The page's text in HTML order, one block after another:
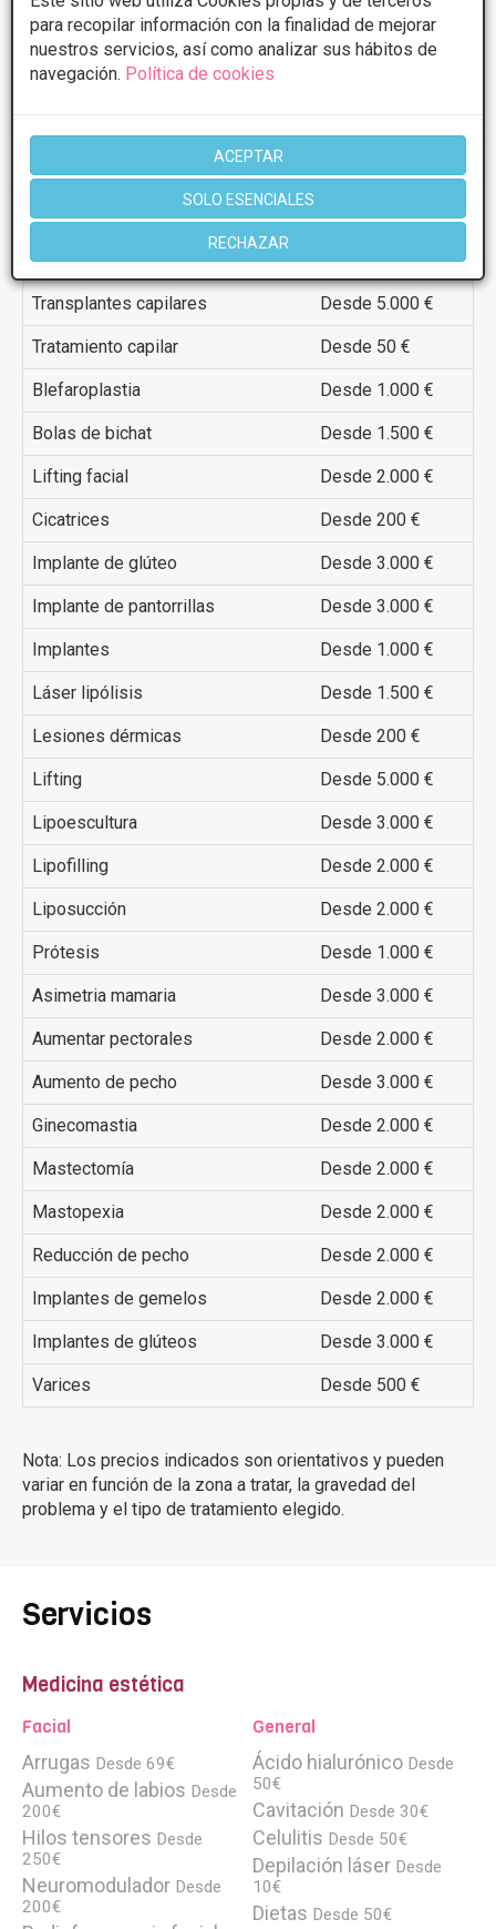
para recopilar información con la finalidad de mejorar
nuestros servicios, así como analizar sus hábitos de
navegación. Política de cookies
ACEPTAR
SOLO ESENCIALES
RECHAZAR
Termoterapia Desde 30 €
Tratamiento antimanchas
Abdominoplastia Desde 5.000 €
Alopecia Desde 50 €
Cirugía capilar Desde 5.000 €
Microinjertos capilares Desde 3.000 €
Transplantes capilares Desde 5.000 €
Tratamiento capilar Desde 50 €
Blefaroplastia Desde 1.000 €
Bolas de bichat Desde 1.500 €
Lifting facial Desde 2.000 €
Cicatrices Desde 200 €
Implante de glúteo Desde 3.000 €
Implante de pantorrillas Desde 3.000 €
Implantes Desde 1.000 €
Láser lipólisis Desde 1.500 €
Lesiones dérmicas Desde 200 €
Lifting Desde 5.000 €
Lipoescultura Desde 3.000 €
Lipofilling Desde 2.000 €
Liposucción Desde 2.000 €
Prótesis Desde 1.000 €
Asimetria mamaria Desde 3.000 €
Aumentar pectorales Desde 2.000 €
Aumento de pecho Desde 3.000 €
Ginecomastia Desde 2.000 €
Mastectomía Desde 2.000 €
Mastopexia Desde 2.000 €
Reducción de pecho Desde 2.000 €
Implantes de gemelos Desde 2.000 €
Implantes de glúteos Desde 3.000 €
Varices Desde 500 €
Nota: Los precios indicados son orientativos y pueden
variar en función de la zona a tratar, la gravedad del
problema y el tipo de tratamiento elegido.
Servicios
Medicina estética
Facial
Arrugas Desde 69€
Aumento de labios Desde
200€
Hilos tensores Desde
250€
Neuromodulador Desde
200€
General
Ácido hialurónico Desde
50€
Cavitación Desde 30€
Celulitis Desde 50€
Depilación láser Desde
10€
Dietas Desde 50€